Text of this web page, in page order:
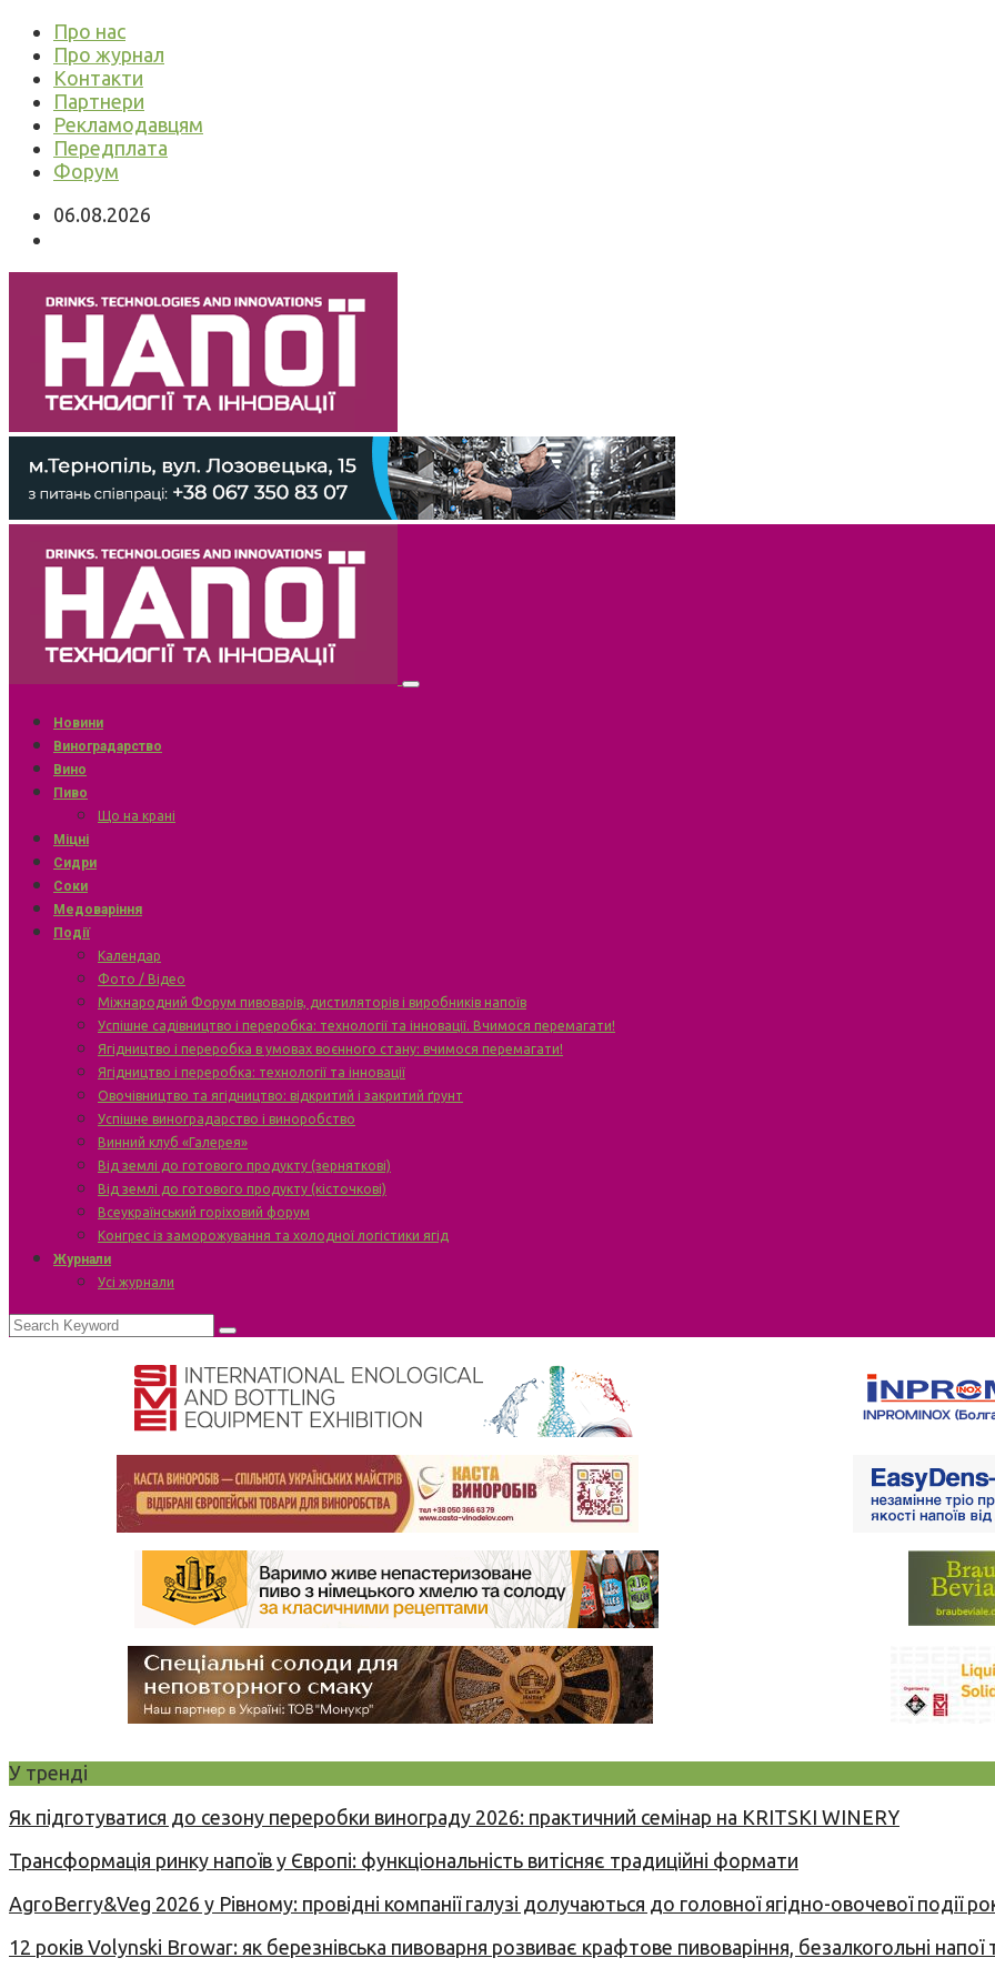
Про нас
Про журнал
Контакти
Партнери
Рекламодавцям
Передплата
Форум
06.08.2026
Новини
Виноградарство
Вино
Пиво
Що на крані
Міцні
Сидри
Соки
Медоваріння
Події
Календар
Фото / Відео
Міжнародний Форум пивоварів, дистиляторів і виробників напоїв
Успішне садівництво і переробка: технології та інновації. Вчимося перемагати!
Ягідництво і переробка в умовах воєнного стану: вчимося перемагати!
Ягідництво і переробка: технології та інновації
Овочівництво та ягідництво: відкритий і закритий ґрунт
Успішне виноградарство і виноробство
Винний клуб «Галерея»
Від землі до готового продукту (зерняткові)
Від землі до готового продукту (кісточкові)
Всеукраїнський горіховий форум
Конгрес із заморожування та холодної логістики ягід
Журнали
Усі журнали
У тренді
Як підготуватися до сезону переробки винограду 2026: практичний семінар на KRITSKI WINERY
Трансформація ринку напоїв у Європі: функціональність витісняє традиційні формати
AgroBerry&Veg 2026 у Рівному: провідні компанії галузі долучаються до головної ягідно-овочевої події
12 років Volynski Browar: як березнівська пивоварня розвиває крафтове пивоваріння, безалкогольні напої